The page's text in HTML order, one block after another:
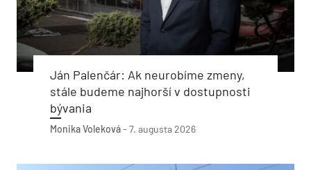
Ján Palenčár: Ak neurobíme zmeny,
stále budeme najhorší v dostupnosti
bývania
Monika Voleková- 7. augusta 2026